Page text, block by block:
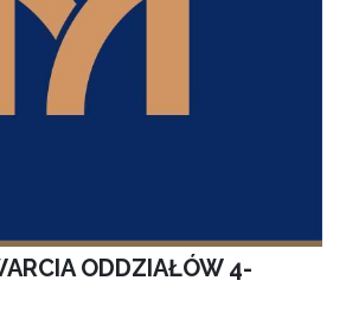
ODDZIAŁÓW 4-